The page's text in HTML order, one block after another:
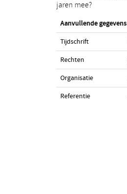
jaren mee?
Aanvullende gegevens
Tijdschrift
Rechten
Organisatie
Referentie